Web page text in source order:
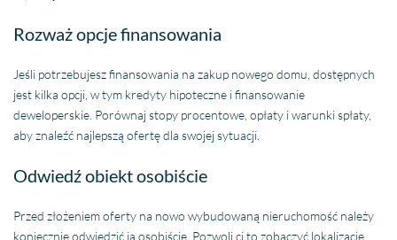
Rozważ opcje finansowania
Jeśli potrzebujesz finansowania na zakup nowego domu, dostępnych
jest kilka opcji, w tym kredyty hipoteczne i finansowanie
deweloperskie. Porównaj stopy procentowe, opłaty i warunki spłaty,
aby znaleźć najlepszą ofertę dla swojej sytuacji.
Odwiedź obiekt osobiście
Przed złożeniem oferty na nowo wybudowaną nieruchomość należy
koniecznie odwiedzić ją osobiście. Pozwoli ci to zobaczyć lokalizację,